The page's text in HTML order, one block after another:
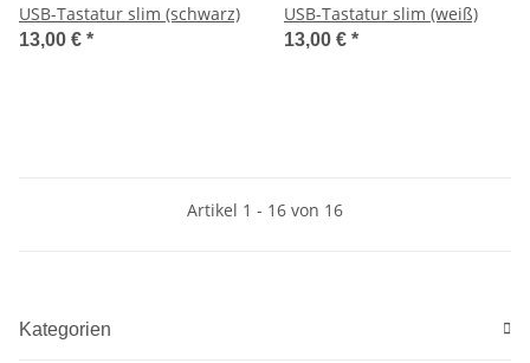
USB-Tastatur slim (schwarz)
13,00 € *
USB-Tastatur slim (weiß)
13,00 € *
Artikel 1 - 16 von 16
Kategorien